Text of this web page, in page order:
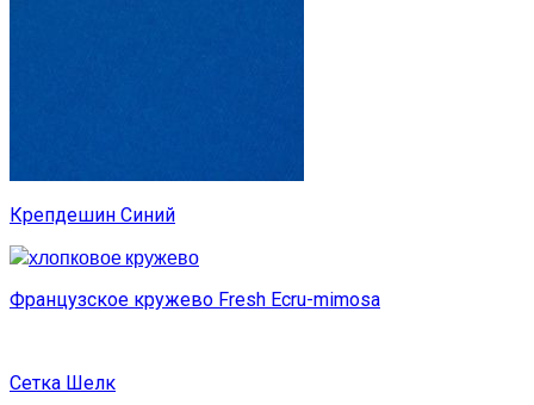
Крепдешин Синий
Французское кружево Fresh Ecru-mimosa
Сетка Шелк